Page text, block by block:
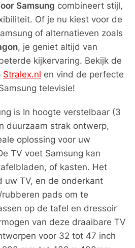
Samsung combineert stijl,
Of je nu kiest voor de
of alternatieven zoals
, je geniet altijd van
kijkervaring. Bekijk de
Stralex.nl en vind de perfecte
televisie!
is In hoogte verstelbaar (3
duurzaam strak ontwerp,
oplossing voor uw
TV voet Samsung kan
of kasten. Het
uw TV, en de onderkant
pads om te
op de tafel en dressoir
van deze draaibare TV
voor 32 tot 47 inch